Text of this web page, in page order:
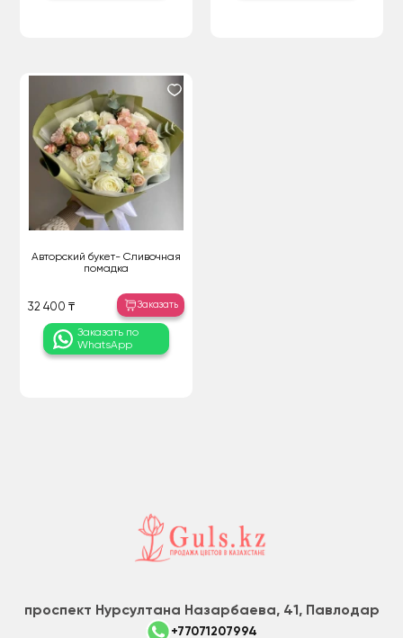
Авторский букет- Сливочная
помадка
32 400 ₸ Заказать
Заказать по
WhatsApp
проспект Нурсултана Назарбаева, 41, Павлодар
+77071207994